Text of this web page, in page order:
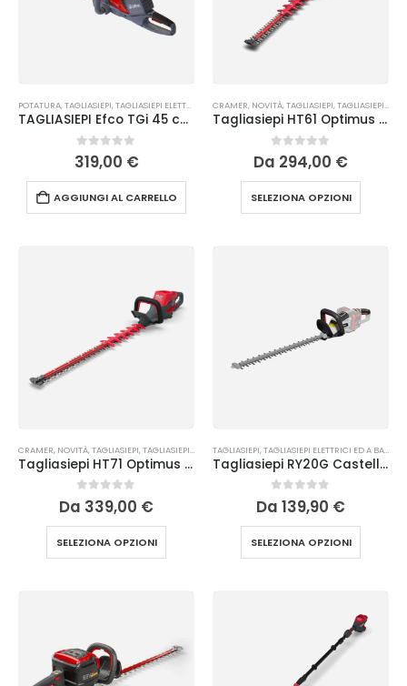
POTATURA,TAGLIASIEPI,TAGLIASIEPI ELETTRICI ED A BATTERIA
TAGLIASIEPI Efco TGi 45 con batteria Bi 5,0 EF e caricabatterie
0Su 5
319,00 €
AGGIUNGI AL CARRELLO
CRAMER, NOVITÀ,TAGLIASIEPI,TAGLIASIEPI ELETTRICI ED A BATTERIA
Tagliasiepi HT61 Optimus Cramer
Su 5
Da 294,00 €
SELEZIONA OPZIONI
CRAMER, NOVITÀ,TAGLIASIEPI,TAGLIASIEPI ELETTRICI ED A BATTERIA
Tagliasiepi HT71 Optimus Cramer
Su 5
Da 339,00 €
SELEZIONA OPZIONI
TAGLIASIEPI,TAGLIASIEPI ELETTRICI ED A BATTERIA
Tagliasiepi RY20G Castellari
Su 5
Da 139,90 €
SELEZIONA OPZIONI